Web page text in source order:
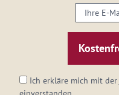
Ihre
E-
Mail-
Adresse:
Ich erkläre mich mit der